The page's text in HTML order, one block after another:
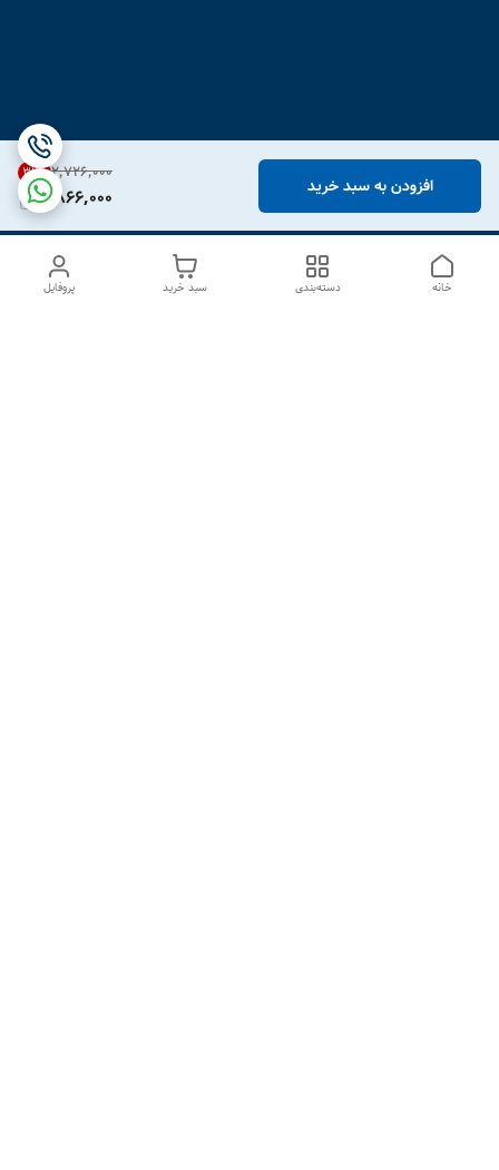
۲٬۷۲۶٬۰۰۰ 31%
1,866,000 افزودن به سبد خرید
پروفایل سبد خرید دسته‌بندی خانه